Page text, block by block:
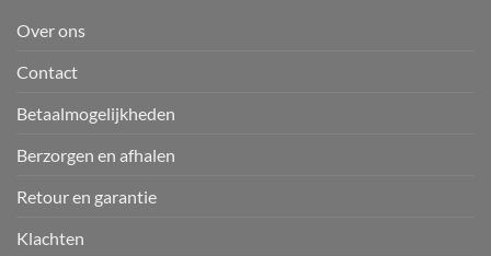
Over ons
Contact
Betaalmogelijkheden
Berzorgen en afhalen
Retour en garantie
Klachten